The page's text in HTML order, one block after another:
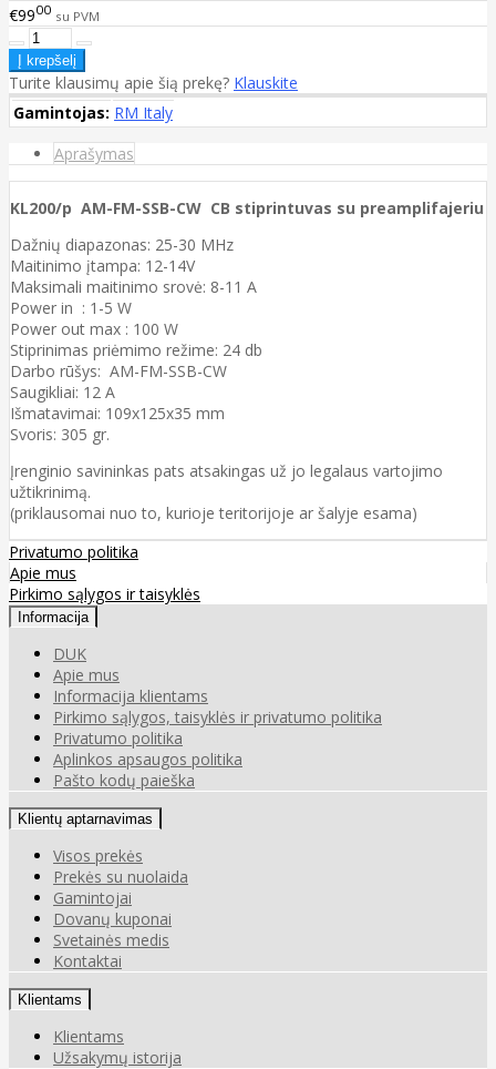
€9900 su PVM
Turite klausimų apie šią prekę? Klauskite
Gamintojas: RM Italy
Aprašymas
KL200/p AM-FM-SSB-CW CB stiprintuvas su preamplifajeriu
Dažnių diapazonas: 25-30 MHz
Maitinimo įtampa: 12-14V
Maksimali maitinimo srovė: 8-11 A
Power in : 1-5 W
Power out max : 100 W
Stiprinimas priėmimo režime: 24 db
Darbo rūšys: AM-FM-SSB-CW
Saugikliai: 12 A
Išmatavimai: 109x125x35 mm
Svoris: 305 gr.
Įrenginio savininkas pats atsakingas už jo legalaus vartojimo
užtikrinimą.
(priklausomai nuo to, kurioje teritorijoje ar šalyje esama)
Privatumo politika
Apie mus
Pirkimo sąlygos ir taisyklės
Informacija
DUK
Apie mus
Informacija klientams
Pirkimo sąlygos, taisyklės ir privatumo politika
Privatumo politika
Aplinkos apsaugos politika
Pašto kodų paieška
Klientų aptarnavimas
Visos prekės
Prekės su nuolaida
Gamintojai
Dovanų kuponai
Svetainės medis
Kontaktai
Klientams
Klientams
Užsakymų istorija